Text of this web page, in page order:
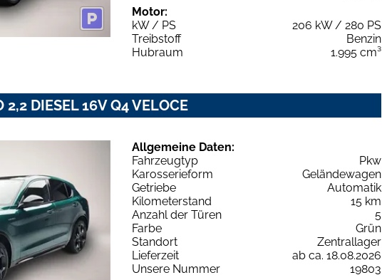
Motor:
kW / PS
206 kW / 280 PS
Treibstoff
Benzin
Hubraum
1.995 cm³
DIESEL 16V Q4 VELOCE
Allgemeine Daten:
Fahrzeugtyp
Pkw
Karosserieform
Geländewagen
Getriebe
Automatik
Kilometerstand
15 km
Anzahl der Türen
5
Farbe
Grün
Standort
Zentrallager
Lieferzeit
ab ca. 18.08.2026
Unsere Nummer
19803